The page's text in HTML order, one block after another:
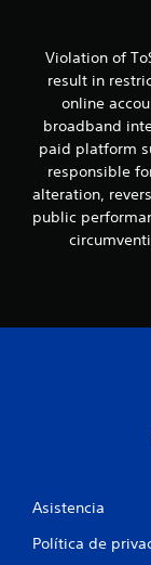
Violation of
result in
online
broadband
paid platform
responsible
alteration,
public
Asistencia
Política de